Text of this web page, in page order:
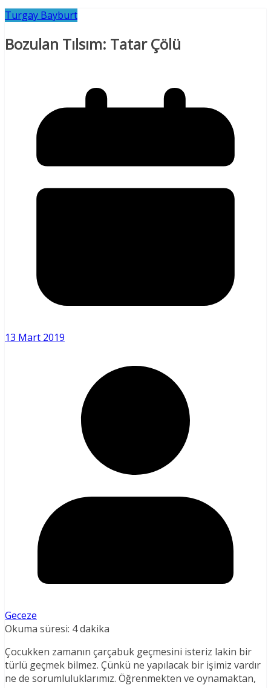
Turgay Bayburt
Bozulan Tılsım: Tatar Çölü
13 Mart 2019
Geceze
Okuma süresi: 4dakika
Çocukken zamanın çarçabuk geçmesini isteriz lakin bir
türlü geçmek bilmez. Çünkü ne yapılacak bir işimiz vardır
ne de sorumluluklarımız. Öğrenmekten ve oynamaktan,